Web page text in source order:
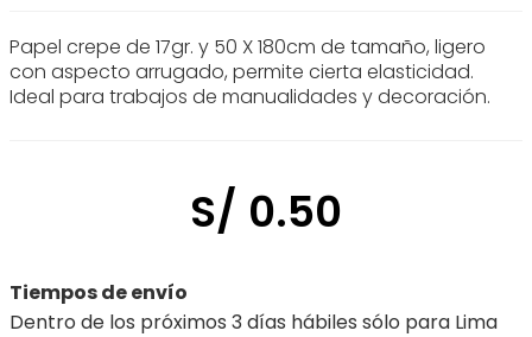
Papel crepe de 17gr. y 50 X 180cm de tamaño, ligero
con aspecto arrugado, permite cierta elasticidad.
Ideal para trabajos de manualidades y decoración.
S/ 0.50
Tiempos de envío
Dentro de los próximos 3 días hábiles sólo para Lima